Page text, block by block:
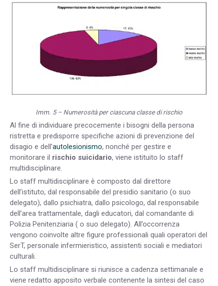
Imm. 5 – Numerosità per ciascuna classe di rischio
Al fine di individuare precocemente i bisogni della persona
ristretta e predisporre specifiche azioni di prevenzione del
disagio e dell’autolesionismo, nonché per gestire e
monitorare il rischio suicidario, viene istituito lo staff
multidisciplinare.
Lo staff multidisciplinare è composto dal direttore
dell’istituto, dal responsabile del presidio sanitario (o suo
delegato), dallo psichiatra, dallo psicologo, dal responsabile
dell’area trattamentale, dagli educatori, dal comandante di
Polizia Penitenziaria ( o suo delegato). All’occorrenza
vengono coinvolte altre figure professionali quali operatori del
SerT, personale infermieristico, assistenti sociali e mediatori
culturali.
Lo staff multidisciplinare si riunisce a cadenza settimanale e
viene redatto apposito verbale contenente la sintesi del caso